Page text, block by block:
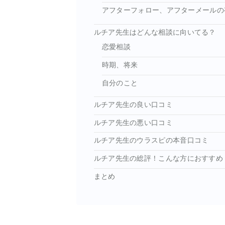
アフターフォロー、アフターメール
ルチア先生はどんな相談に向いてる？
恋愛相談
時期、将来
自分のこと
ルチア先生の良い口コミ
ルチア先生の悪い口コミ
ルチア先生のウラスピの本音口コミ
ルチア先生の総評！こんな方におすすめ
まとめ